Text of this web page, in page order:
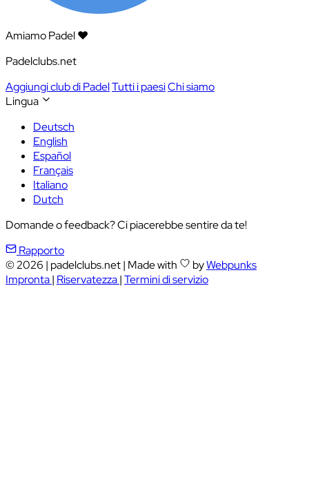
Amiamo Padel ❤️
Padelclubs.net
Aggiungi club di PadelTutti i paesiChi siamo
Lingua
Deutsch
English
Español
Français
Italiano
Dutch
Domande o feedback? Ci piacerebbe sentire da te!
Rapporto
© 2026 | padelclubs.net| Made with byWebpunks
Impronta| Riservatezza|Termini di servizio